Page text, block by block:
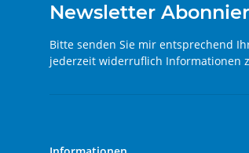
Newsletter
Bitte senden Sie mir entsprechend
jederzeit widerruflich Informationen